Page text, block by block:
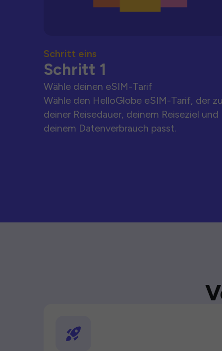
Schritt eins
Schritt 1
Wähle deinen eSIM-Tarif
Wähle den HelloGlobe eSIM-Tarif, der
deiner Reisedauer, deinem Reiseziel und
deinem Datenverbrauch passt.